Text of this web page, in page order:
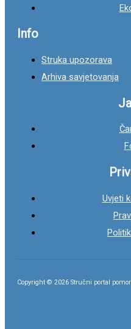
Info
Struka upozorava
Arhiva savjetovanja
Uvjeti
Copyright © 2026 Stručni portal